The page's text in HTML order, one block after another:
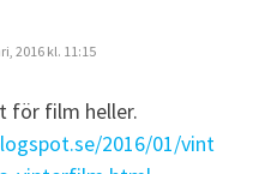
2016 kl. 11:15
för film heller.
2016/01/vint